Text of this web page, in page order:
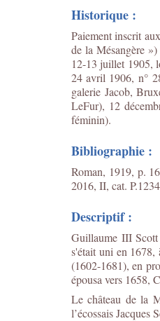
Historique :
Paiement inscrit
de la Mésangère
12-13 juillet 1905,
24 avril 1906, n°
galerie Jacob,
LeFur), 12
féminin).
Bibliographie :
Roman, 1919, p.
2016, II, cat.
Descriptif :
Guillaume III Scott
s'était uni en
(1602-1681),en
épousa vers 1658,
Le château de la
l’écossais